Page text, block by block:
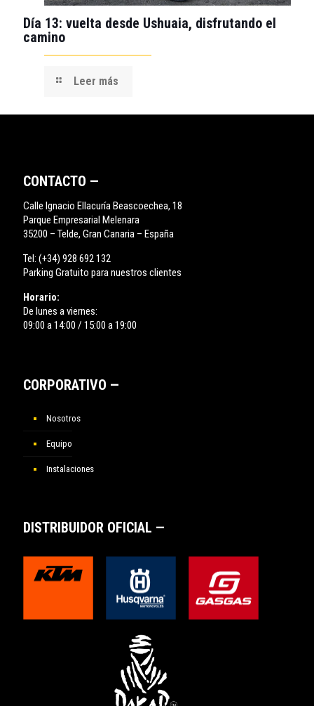
Día 13: vuelta desde Ushuaia, disfrutando el
camino
Leer más
CONTACTO —
Calle Ignacio Ellacuría Beascoechea, 18
Parque Empresarial Melenara
35200 – Telde, Gran Canaria – España
Tel: (+34) 928 692 132
Parking Gratuito para nuestros clientes
Horario:
De lunes a viernes:
09:00 a 14:00 / 15:00 a 19:00
CORPORATIVO —
Nosotros
Equipo
Instalaciones
DISTRIBUIDOR OFICIAL —